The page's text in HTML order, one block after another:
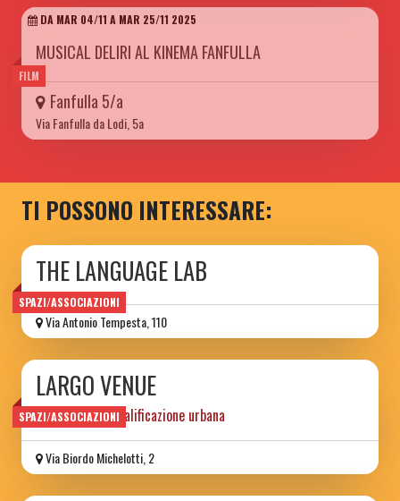
FILM
DA MAR 04/11 A MAR 25/11 2025
MUSICAL DELIRI AL KINEMA FANFULLA
Fanfulla 5/a
Via Fanfulla da Lodi, 5a
TI POSSONO INTERESSARE:
SPAZI/ASSOCIAZIONI
THE LANGUAGE LAB
Via Antonio Tempesta, 110
SPAZI/ASSOCIAZIONI
LARGO VENUE
progetto di riqualificazione urbana
Via Biordo Michelotti, 2